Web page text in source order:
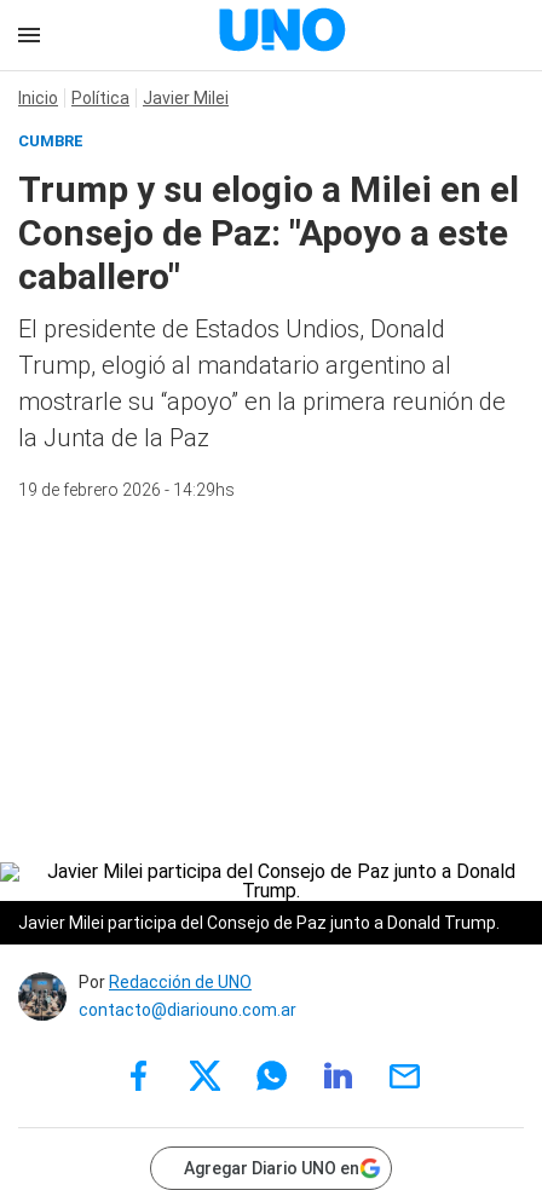
Inicio Política Javier Milei
CUMBRE
Trump y su elogio a Milei en el
Consejo de Paz: "Apoyo a este
caballero"
El presidente de Estados Undios, Donald
Trump, elogió al mandatario argentino al
mostrarle su “apoyo” en la primera reunión de
la Junta de la Paz
19 de febrero 2026 - 14:29hs
Javier Milei participa del Consejo de Paz junto a Donald Trump.
Por Redacción de UNO
contacto@diariouno.com.ar
Agregar Diario UNO en